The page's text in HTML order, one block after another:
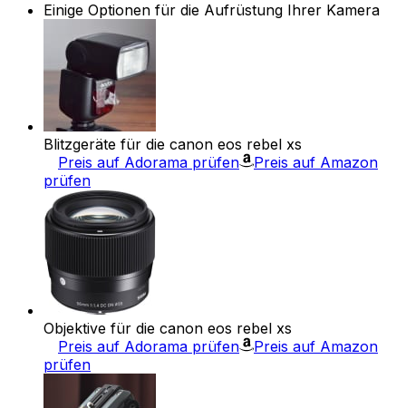
Einige Optionen für die Aufrüstung Ihrer Kamera
Blitzgeräte für die canon eos rebel xs
Preis auf Adorama prüfen
Preis auf Amazon
prüfen
Objektive für die canon eos rebel xs
Preis auf Adorama prüfen
Preis auf Amazon
prüfen